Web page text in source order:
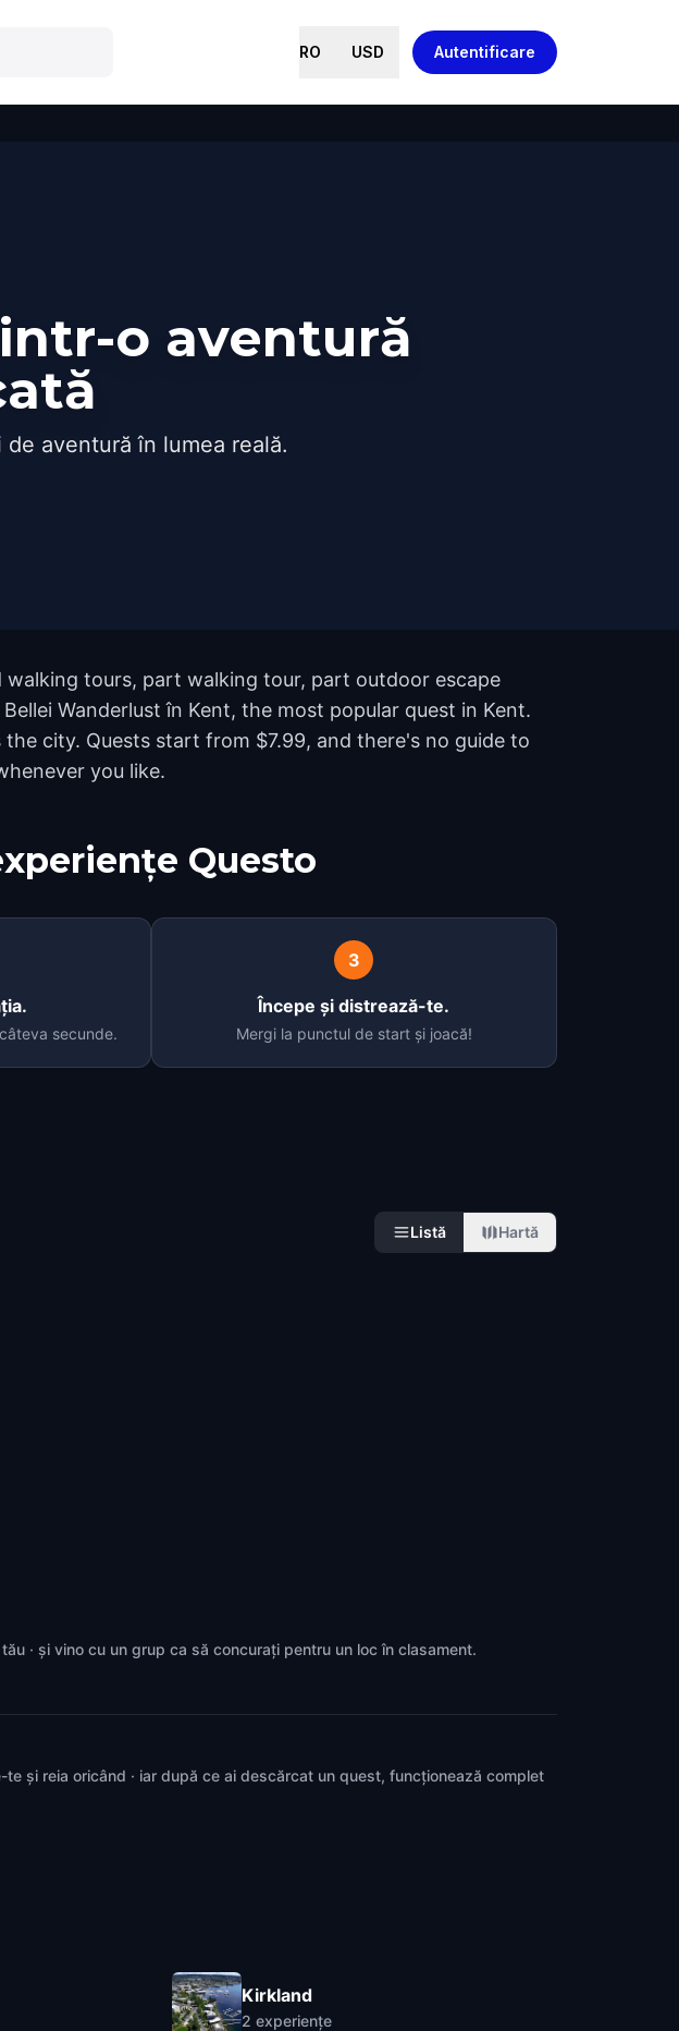
RO USD Autentificare
o aventură
aventură în lumea reală.
tours, part walking tour, part outdoor escape
Wanderlust în Kent, the most popular quest in Kent.
city. Quests start from $7.99, and there's no guide to
you like.
Questo
secunde.
3
Începe și distrează-te.
Mergi la punctul de start și joacă!
Listă Hartă
· și vino cu un grup ca să concurați pentru un loc în clasament.
și reia oricând · iar după ce ai descărcat un quest, funcționează complet
Kirkland
2 experiențe